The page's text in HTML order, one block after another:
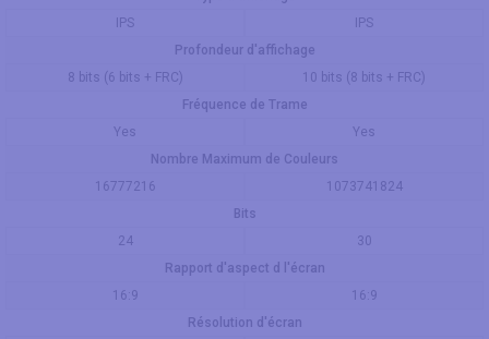
IPS
IPS
Profondeur d'affichage
8 bits (6 bits + FRC)
10 bits (8 bits + FRC)
Fréquence de Trame
Yes
Yes
Nombre Maximum de Couleurs
16777216
1073741824
Bits
24
30
Rapport d'aspect d l'écran
16:9
16:9
Résolution d'écran